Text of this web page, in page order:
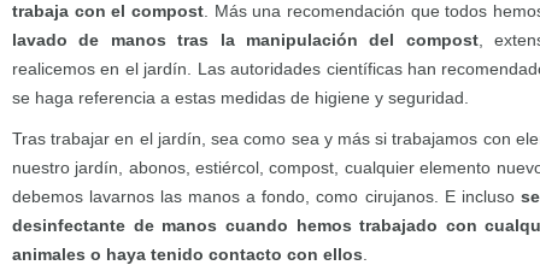
trabaja con el compost. Más una recomendación que todos
lavado de manos tras la manipulación del compost,
realicemos en el jardín. Las autoridades científicas han
se haga referencia a estas medidas de higiene y seguridad.
Tras trabajar en el jardín, sea como sea y más si trabajamos con
nuestro jardín, abonos, estiércol, compost, cualquier elemento
debemos lavarnos las manos a fondo, como cirujanos. E incluso
desinfectante de manos cuando hemos trabajado con
animales o haya tenido contacto con ellos